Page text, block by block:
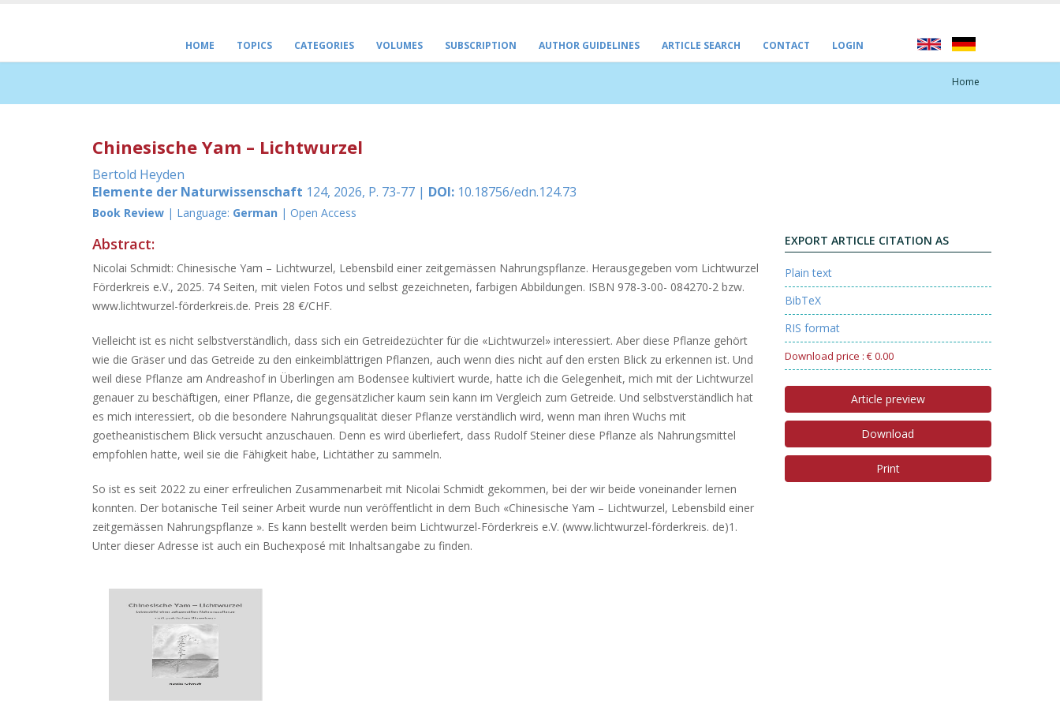
HOME TOPICS CATEGORIES VOLUMES SUBSCRIPTION AUTHOR GUIDELINES ARTICLE SEARCH CONTACT LOGIN
Home
Chinesische Yam – Lichtwurzel
Bertold Heyden
Elemente der Naturwissenschaft 124, 2026, P. 73-77 | DOI: 10.18756/edn.124.73
Book Review | Language: German | Open Access
EXPORT ARTICLE CITATION AS
Plain text
BibTeX
RIS format
Download price : € 0.00
Article preview
Download
Print
Abstract:
Nicolai Schmidt: Chinesische Yam – Lichtwurzel, Lebensbild einer zeitgemässen Nahrungspflanze. Herausgegeben vom Lichtwurzel
Förderkreis e.V., 2025. 74 Seiten, mit vielen Fotos und selbst gezeichneten, farbigen Abbildungen. ISBN 978-3-00- 084270-2 bzw.
www.lichtwurzel-förderkreis.de. Preis 28 €/CHF.
Vielleicht ist es nicht selbstverständlich, dass sich ein Getreidezüchter für die «Lichtwurzel» interessiert. Aber diese Pflanze gehört
wie die Gräser und das Getreide zu den einkeimblättrigen Pflanzen, auch wenn dies nicht auf den ersten Blick zu erkennen ist. Und
weil diese Pflanze am Andreashof in Überlingen am Bodensee kultiviert wurde, hatte ich die Gelegenheit, mich mit der Lichtwurzel
genauer zu beschäftigen, einer Pflanze, die gegensätzlicher kaum sein kann im Vergleich zum Getreide. Und selbstverständlich hat
es mich interessiert, ob die besondere Nahrungsqualität dieser Pflanze verständlich wird, wenn man ihren Wuchs mit
goetheanistischem Blick versucht anzuschauen. Denn es wird überliefert, dass Rudolf Steiner diese Pflanze als Nahrungsmittel
empfohlen hatte, weil sie die Fähigkeit habe, Lichtäther zu sammeln.
So ist es seit 2022 zu einer erfreulichen Zusammenarbeit mit Nicolai Schmidt gekommen, bei der wir beide voneinander lernen
konnten. Der botanische Teil seiner Arbeit wurde nun veröffentlicht in dem Buch «Chinesische Yam – Lichtwurzel, Lebensbild einer
zeitgemässen Nahrungspflanze ». Es kann bestellt werden beim Lichtwurzel-Förderkreis e.V. (www.lichtwurzel-förderkreis. de)1.
Unter dieser Adresse ist auch ein Buchexposé mit Inhaltsangabe zu finden.